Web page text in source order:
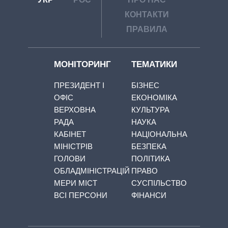
КОНТАКТИ
ПРАВИЛА
МОНІТОРИНГ
ПРЕЗИДЕНТ І
ОФІС
ВЕРХОВНА
РАДА
КАБІНЕТ
МІНІСТРІВ
ГОЛОВИ
ОБЛАДМІНІСТРАЦІЙ
МЕРИ МІСТ
ВСІ ПЕРСОНИ
ТЕМАТИКИ
БІЗНЕС
ЕКОНОМІКА
КУЛЬТУРА
НАУКА
НАЦІОНАЛЬНА
БЕЗПЕКА
ПОЛІТИКА
ПРАВО
СУСПІЛЬСТВО
ФІНАНСИ